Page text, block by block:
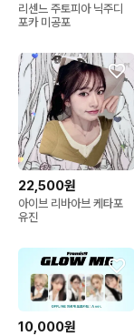
리센느 주토피아 닉주디
포카 미공포
22,500원
아이브 리바아브 케타포
유진
10,000원